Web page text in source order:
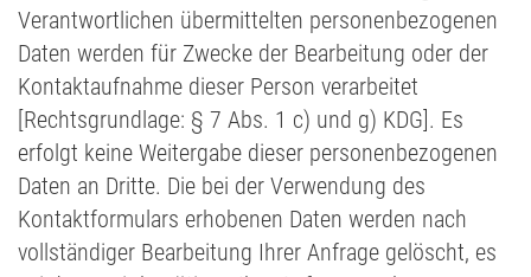
Verantwortlichen übermittelten personenbezogenen
Daten werden für Zwecke der Bearbeitung oder der
Kontaktaufnahme dieser Person verarbeitet
[Rechtsgrundlage: § 7 Abs. 1 c) und g) KDG]. Es
erfolgt keine Weitergabe dieser personenbezogenen
Daten an Dritte. Die bei der Verwendung des
Kontaktformulars erhobenen Daten werden nach
vollständiger Bearbeitung Ihrer Anfrage gelöscht, es